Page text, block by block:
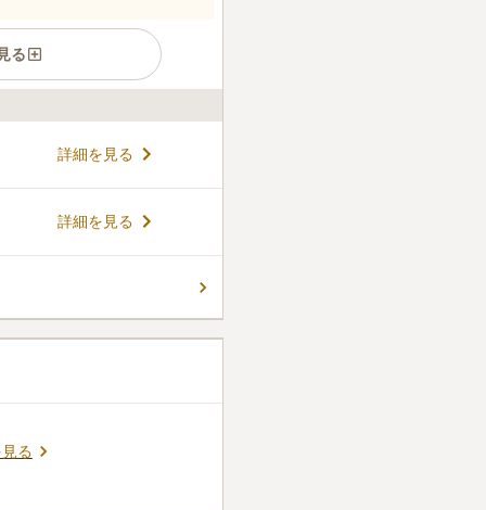
る
ります。だからこそ任せ
象です。お墓は隣との間
ことなくお参りのできる
、ろうそく線香ライター
詳細を見る
詳細を見る
る